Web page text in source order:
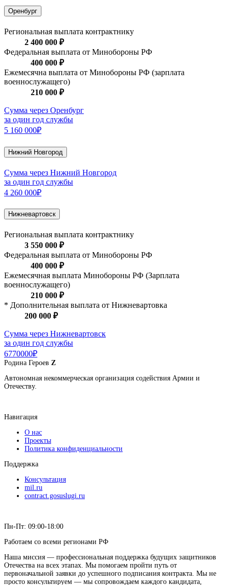
Оренбург
Региональная выплата контрактнику
2 400 000 ₽
Федеральная выплата от Минобороны РФ
400 000 ₽
Ежемесячна выплата от Минобороны РФ (зарплата
военнослужащего)
210 000 ₽
Сумма через Оренбург
за один год службы
5 160 000₽
Нижний Новгород
Сумма через Нижний Новгород
за один год службы
4 260 000₽
Нижневартовск
Региональная выплата контрактнику
3 550 000 ₽
Федеральная выплата от Минобороны РФ
400 000 ₽
Ежемесячная выплата Минобороны РФ (Зарплата
военнослужащего)
210 000 ₽
* Дополнительная выплата от Нижневартовка
200 000 ₽
Сумма через Нижневартовск
за один год службы
6770000₽
Родина Героев Z
Автономная некоммерческая организация содействия Армии и
Отечеству.
Навигация
О нас
Проекты
Политика конфиденциальности
Поддержка
Консультация
mil.ru
contract.gosuslugi.ru
Пн-Пт: 09:00-18:00
Работаем со всеми регионами РФ
Наша миссия — профессиональная поддержка будущих защитников
Отечества на всех этапах. Мы помогаем пройти путь от
первоначальной заявки до успешного подписания контракта. Мы не
просто консультируем — мы сопровождаем каждого кандидата,